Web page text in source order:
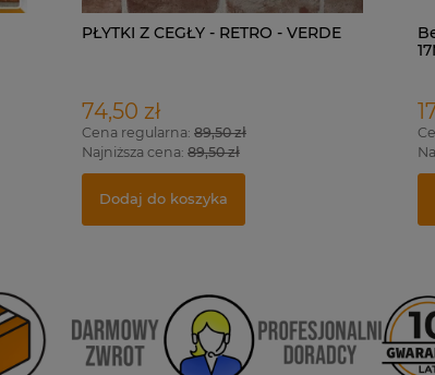
PŁYTKI Z CEGŁY - RETRO - VERDE
74,50 zł
Cena regularna: 89,50 zł
Najniższa cena: 89,50 zł
Dodaj do koszyka